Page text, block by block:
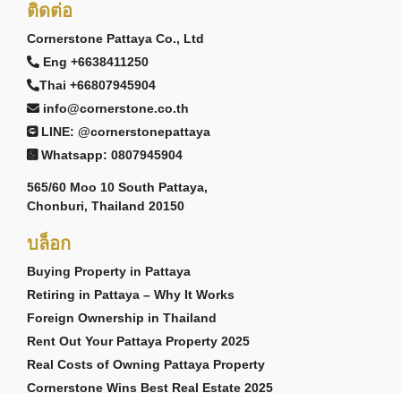
ติดต่อ
Cornerstone Pattaya Co., Ltd
Eng +6638411250
Thai +66807945904
info@cornerstone.co.th
LINE: @cornerstonepattaya
Whatsapp: 0807945904
565/60 Moo 10 South Pattaya,
Chonburi, Thailand 20150
บล็อก
Buying Property in Pattaya
Retiring in Pattaya – Why It Works
Foreign Ownership in Thailand
Rent Out Your Pattaya Property 2025
Real Costs of Owning Pattaya Property
Cornerstone Wins Best Real Estate 2025